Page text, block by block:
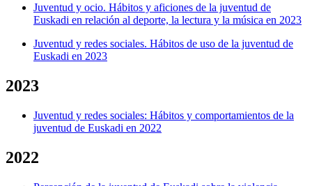
Juventud y ocio. Hábitos y aficiones de la juventud de
Euskadi en relación al deporte, la lectura y la música en 2023
Juventud y redes sociales. Hábitos de uso de la juventud de
Euskadi en 2023
2023
Juventud y redes sociales: Hábitos y comportamientos de la
juventud de Euskadi en 2022
2022